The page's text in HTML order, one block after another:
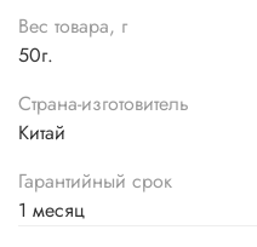
Вес товара, г
50г.
Страна-изготовитель
Китай
Гарантийный срок
1 месяц